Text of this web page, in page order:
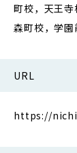
町校，天王
森町校，学
URL
https://